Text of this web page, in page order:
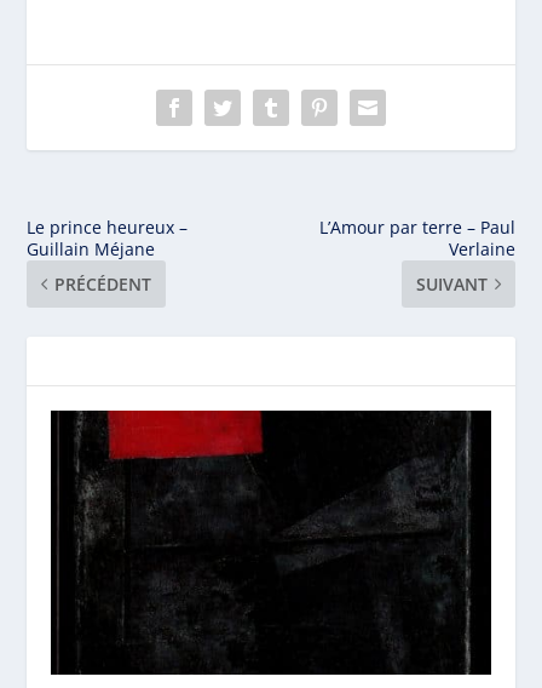
Le prince heureux –
Guillain Méjane
PRÉCÉDENT
L’Amour par terre – Paul
Verlaine
SUIVANT